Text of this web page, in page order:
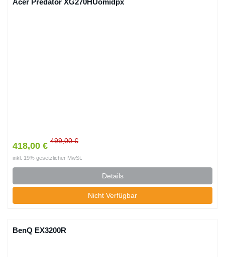
Acer Predator XG270HUomidpx
418,00 € 499,00 €
inkl. 19% gesetzlicher MwSt.
Details
Nicht Verfügbar
BenQ EX3200R